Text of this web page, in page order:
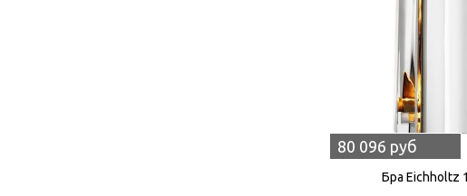
80 096 руб
Бра Eichholtz